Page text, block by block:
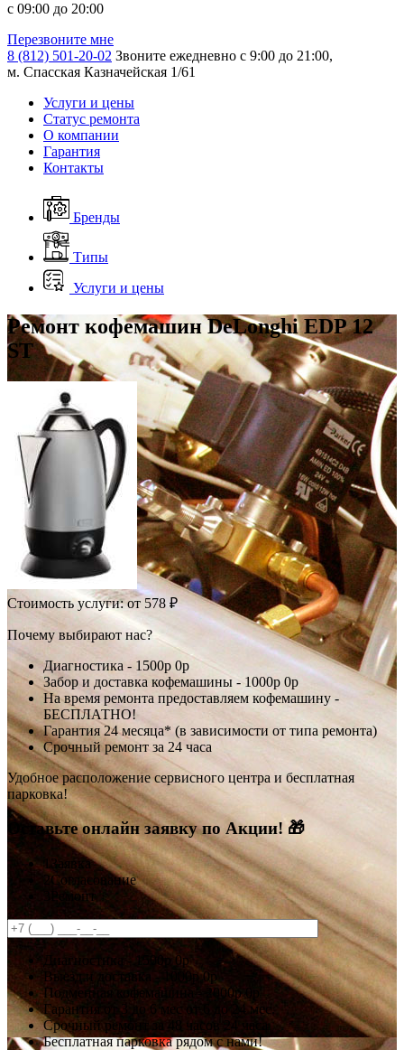
c 09:00 до 20:00
Перезвоните мне
8 (812) 501-20-02 Звоните ежедневно с 9:00 до 21:00,
м. Спасская Казначейская 1/61
Услуги и цены
Статус ремонта
О компании
Гарантия
Контакты
Бренды
Типы
Услуги и цены
Ремонт кофемашин DeLonghi EDP 12
ST
Стоимость услуги:от 578 ₽
Почему выбирают нас?
Диагностика - 1500р 0р
Забор и доставка кофемашины - 1000р 0р
На время ремонта предоставляем кофемашину -
БЕСПЛАТНО!
Гарантия 24 месяца* (в зависимости от типа ремонта)
Срочный ремонт за 24 часа
Удобное расположение сервисного центра и бесплатная
парковка!
Оставьте онлайн заявку по Акции! 🎁
1 Заявка
2Согласование
Ремонт
Диагностика -1500р 0р
Выезд и доставка -
1000р0р
Подменная кофемашина - 2000р0р
Гарантия
от 3 до 6 мес от 6 до 24 мес.
Срочный ремонт за
48 часов
24 часа
Бесплатная парковка рядом с нами!